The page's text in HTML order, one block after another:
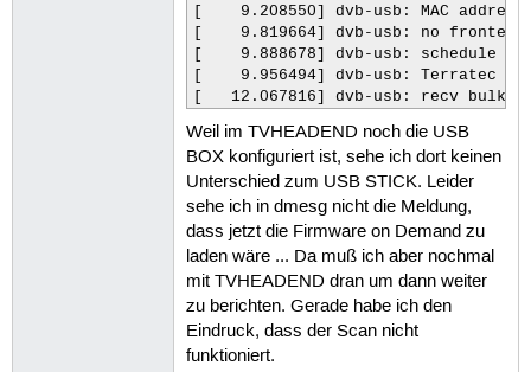
116
117
118
119
120
121
122
123
124
125
126
127
[    9.208550] dvb-usb: MAC
[    9.819664] dvb-usb: no frontend
[    9.888678] dvb-usb: schedule
[    9.956494] dvb-usb: Terratec
[   12.067816] dvb-usb: recv bulk
Weil im TVHEADEND noch die USB
BOX konfiguriert ist, sehe ich dort keinen
Unterschied zum USB STICK. Leider
sehe ich in dmesg nicht die Meldung,
dass jetzt die Firmware on Demand zu
laden wäre ... Da muß ich aber nochmal
mit TVHEADEND dran um dann weiter
zu berichten. Gerade habe ich den
Eindruck, dass der Scan nicht
funktioniert.